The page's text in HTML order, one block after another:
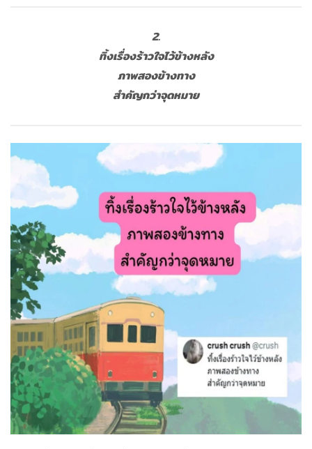
2.
ทิ้งเรื่องร้าวใจไว้ข้างหลัง
ภาพสองข้างทาง
สำคัญกว่าจุดหมาย